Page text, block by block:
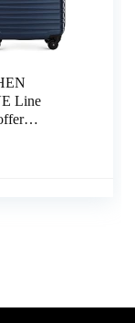
Line